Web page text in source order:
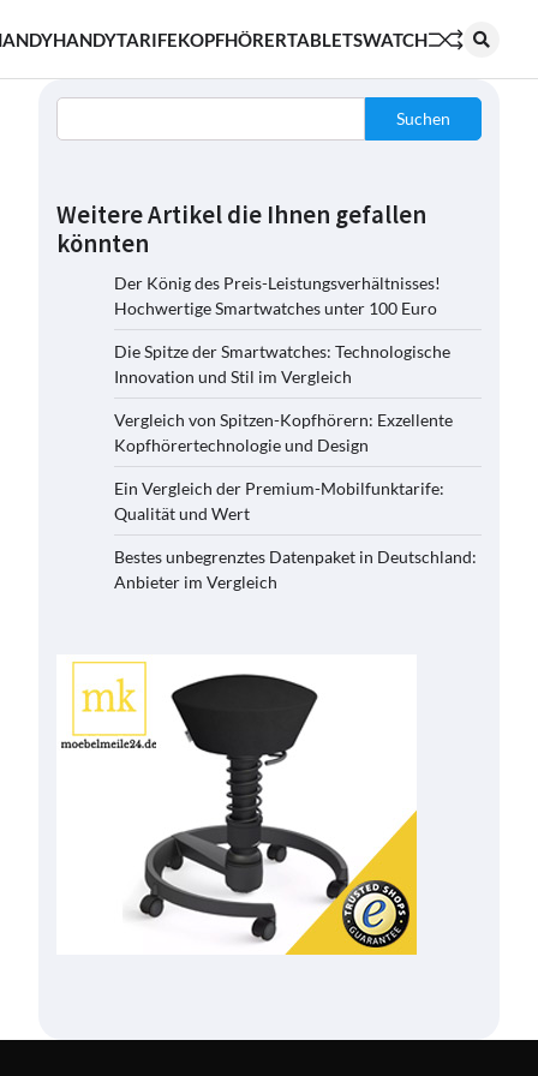
HANDYTARIFEKOPFHÖRERTABLETSWATCH
Suchen
Weitere Artikel die Ihnen gefallen
könnten
Der König des Preis-Leistungsverhältnisses!
Hochwertige Smartwatches unter 100 Euro
Die Spitze der Smartwatches: Technologische
Innovation und Stil im Vergleich
Vergleich von Spitzen-Kopfhörern: Exzellente
Kopfhörertechnologie und Design
Ein Vergleich der Premium-Mobilfunktarife:
Qualität und Wert
Bestes unbegrenztes Datenpaket in Deutschland:
Anbieter im Vergleich